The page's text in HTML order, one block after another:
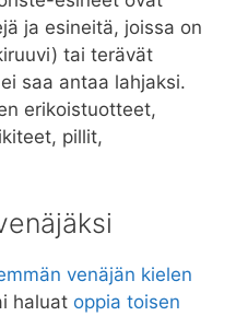
ja esineitä, joissa on
tai terävät
saa antaa lahjaksi.
erikoistuotteet,
pillit,
venäjän kielen
haluat oppia toisen